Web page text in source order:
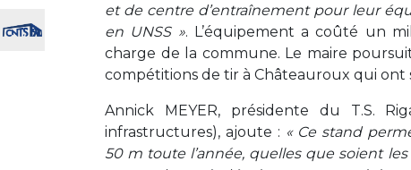
et de centre d’entraînement pour leur
en UNSS ». L’équipement a coûté un
charge de la commune. Le maire
compétitions de tir à Châteauroux qui
Annick MEYER, présidente du T.S.
infrastructures), ajoute : « Ce stand
50 m toute l’année, quelles que soient